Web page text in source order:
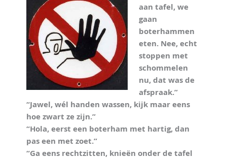
aan tafel, we
gaan
boterhammen
eten. Nee, echt
stoppen met
schommelen
nu, dat was de
afspraak.”
“Jawel, wél handen wassen, kijk maar eens
hoe zwart ze zijn.”
“Hola, eerst een boterham met hartig, dan
pas een met zoet.”
“Ga eens rechtzitten, knieën onder de tafel